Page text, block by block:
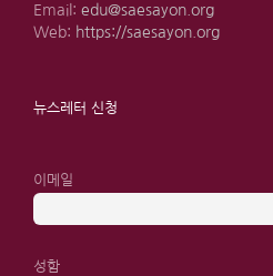
Email: edu@saesayon.org
Web: https://saesayon.org
뉴스레터 신청
이메일
성함